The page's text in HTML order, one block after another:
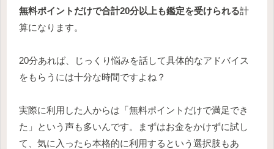
無料ポイントだけで合計20分以上も鑑定を受けられる計
算になります。
20分あれば、じっくり悩みを話して具体的なアドバイス
をもらうには十分な時間ですよね？
実際に利用した人からは「無料ポイントだけで満足でき
た」という声も多いんです。まずはお金をかけずに試し
て、気に入ったら本格的に利用するという選択肢もあ